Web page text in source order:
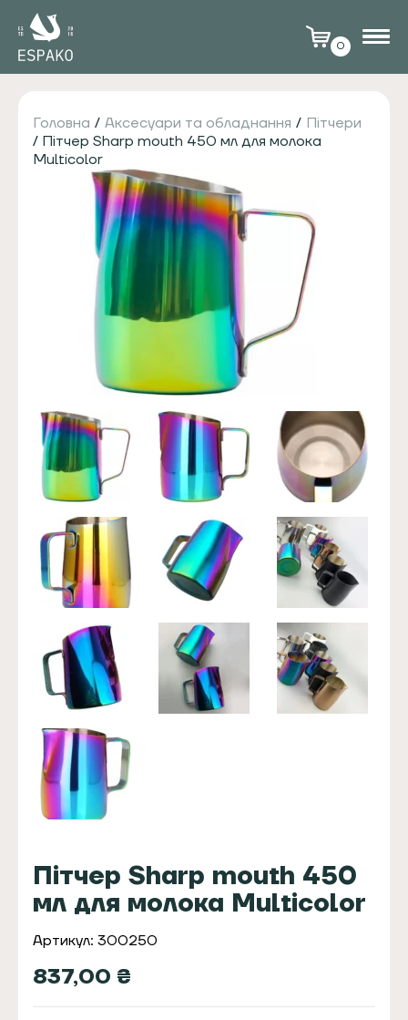
0
Головна / Аксесуари та обладнання / Пітчери
/ Пітчер Sharp mouth 450 мл для молока
Multicolor
Пітчер Sharp mouth 450
мл для молока Multicolor
Артикул: 300250
837,00 ₴